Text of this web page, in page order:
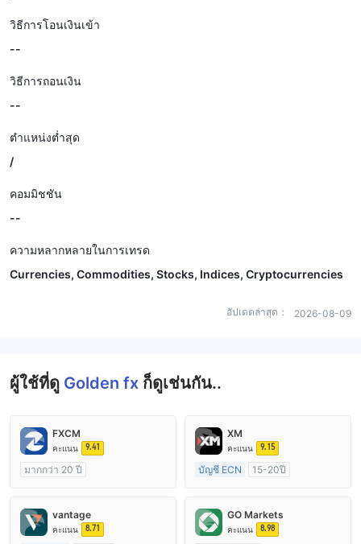
วิธีการโอนเงินเข้า
--
วิธีการถอนเงิน
--
ตำแหน่งต่ำสุด
/
คอมมิชชัน
--
ความหลากหลายในการเทรด
Currencies, Commodities, Stocks, Indices, Cryptocurrencies
อัปเดตล่าสุด： 2026-08-09
ผู้ใช้ที่ดู Golden fx ก็ดูเช่นกัน..
FXCM
คะแนน 9.41
มากกว่า 20 ปี
ใบอนุญาต MT4 แบบเต็ม
XM
คะแนน 9.15
บัญชี ECN
15-20ปี
ใบอนุญาต MT4 แบบเต็ม
vantage
คะแนน 8.71
GO Markets
คะแนน 8.98